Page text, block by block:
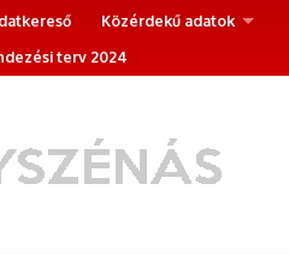
Közérdekű adatok
terv 2024